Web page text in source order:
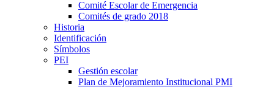
Comité Escolar de Emergencia
Comités de grado 2018
Historia
Identificación
Símbolos
PEI
Gestión escolar
Plan de Mejoramiento Institucional PMI